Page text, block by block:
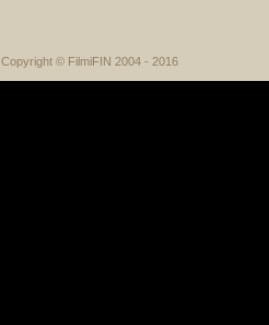
Copyright © FilmiFIN 2004 - 2016